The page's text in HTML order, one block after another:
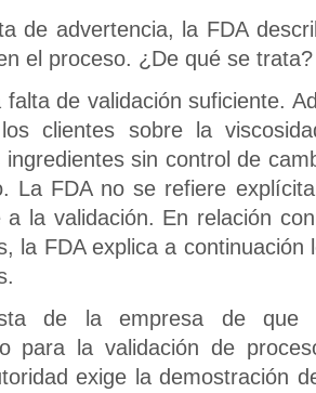
de advertencia, la FDA
el proceso. ¿De qué se trata?
falta de validación suficiente.
clientes sobre la
ingredientes sin control de
La FDA no se refiere
a la validación. En relación
la FDA explica a continuación
de la empresa de que
para la validación de
exige la demostración